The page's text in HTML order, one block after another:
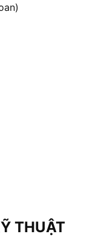
THUẬT